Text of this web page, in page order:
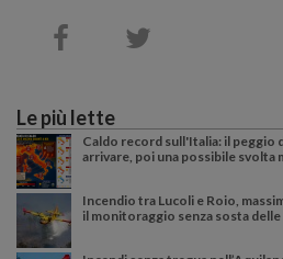
Le più lette
Caldo record sull'Italia: il peggio
arrivare, poi una possibile svolta
Incendio tra Lucoli e Roio,
il monitoraggio senza sosta